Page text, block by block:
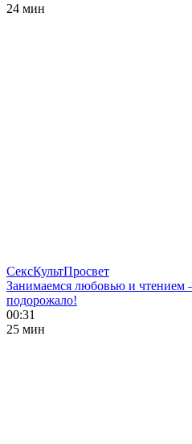
24 мин
СексКультПросвет
Занимаемся любовью и чтением
подорожало!
00:31
25 мин